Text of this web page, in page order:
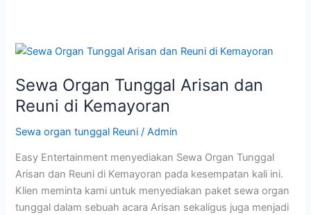
Sewa Organ Tunggal Arisan dan
Reuni di Kemayoran
Sewa organ tunggal Reuni /Admin
Easy Entertainment menyediakan Sewa Organ Tunggal
Arisan dan Reuni di Kemayoran pada kesempatan kali ini.
Klien meminta kami untuk menyediakan paket sewa organ
tunggal dalam sebuah acara Arisan sekaligus juga menjadi
Sewa
Tunggal
Arisan
dan
Reuni
Kemayoran